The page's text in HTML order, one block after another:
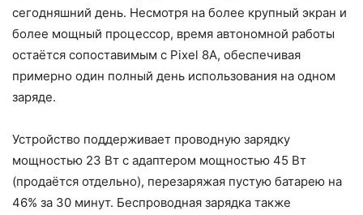
сегодняшний день. Несмотря на более крупный экран и
более мощный процессор, время автономной работы
остаётся сопоставимым с Pixel 8A, обеспечивая
примерно один полный день использования на одном
заряде.
Устройство поддерживает проводную зарядку
мощностью 23 Вт с адаптером мощностью 45 Вт
(продаётся отдельно), перезаряжая пустую батарею на
46% за 30 минут. Беспроводная зарядка также